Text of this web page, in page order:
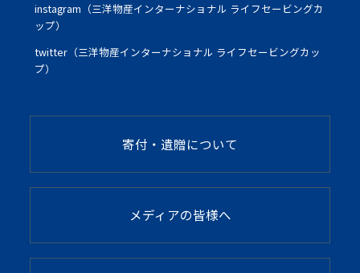
instagram（三洋物産インターナショナル ライフセービングカ
ップ）
twitter（三洋物産インターナショナル ライフセービングカッ
プ）
寄付・遺贈について
メディアの皆様へ